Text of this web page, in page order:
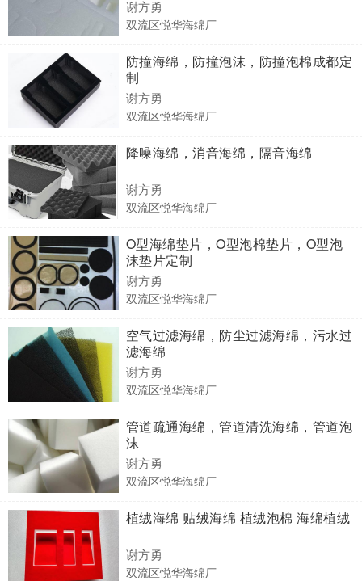
谢方勇
双流区悦华海绵厂
防撞海绵，防撞泡沫，防撞泡棉成都定
制
谢方勇
双流区悦华海绵厂
降噪海绵，消音海绵，隔音海绵
谢方勇
双流区悦华海绵厂
O型海绵垫片，O型泡棉垫片，O型泡
沫垫片定制
谢方勇
双流区悦华海绵厂
空气过滤海绵，防尘过滤海绵，污水过
滤海绵
谢方勇
双流区悦华海绵厂
管道疏通海绵，管道清洗海绵，管道泡
沫
谢方勇
双流区悦华海绵厂
植绒海绵 贴绒海绵 植绒泡棉 海绵植绒
谢方勇
双流区悦华海绵厂